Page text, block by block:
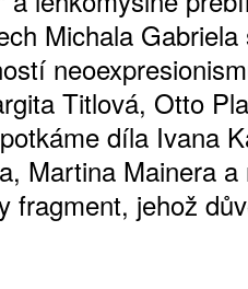
Michala
Titlová, Otto
díla Ivana
Martina Mainera
fragment, jehož